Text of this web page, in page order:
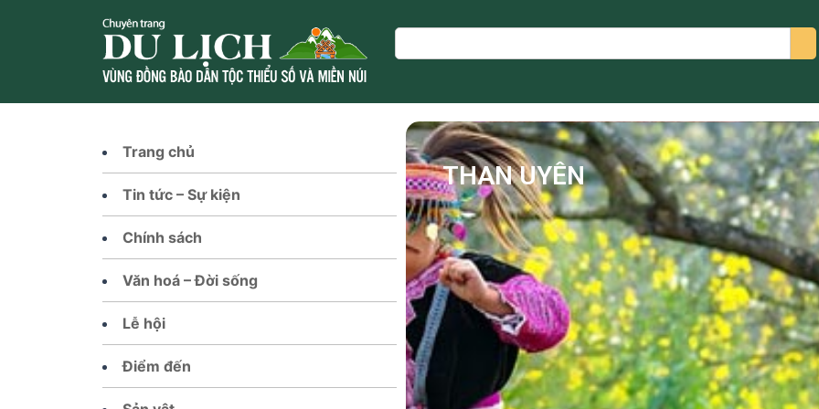
Search
Trang chủ
Tin tức – Sự kiện
Chính sách
Văn hoá – Đời sống
Lễ hội
Điểm đến
THAN UYÊN